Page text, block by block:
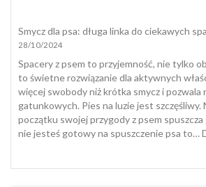
suplementacja
i
kota
jesienią
i
zimą
Smycz dla psa: długa linka do ciekawych
28/10/2024
Spacery z psem to przyjemność, nie tylko
to świetne rozwiązanie dla aktywnych
więcej swobody niż krótka smycz i pozwala
gatunkowych. Pies na luzie jest szczęśliwy.
początku swojej przygody z psem spuszcza
nie jesteś gotowy na spuszczenie psa to…